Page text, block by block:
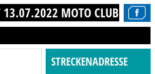
13.07.2022 MOTO CLUB
STRECKENADRESSE